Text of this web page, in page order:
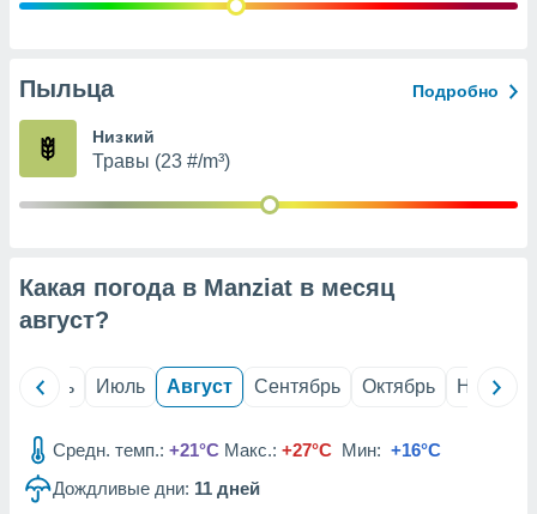
рекламы
сведения
Пыльца Подробно
Низкий
Травы (23 #/m³)
Какая погода в Manziat в месяц
август?
Июнь Июль Август Сентябрь Октябрь Ноябрь
Средн. темп.: +21°C Макс.: +27°C Мин: +16°C
Дождливые дни: 11 дней